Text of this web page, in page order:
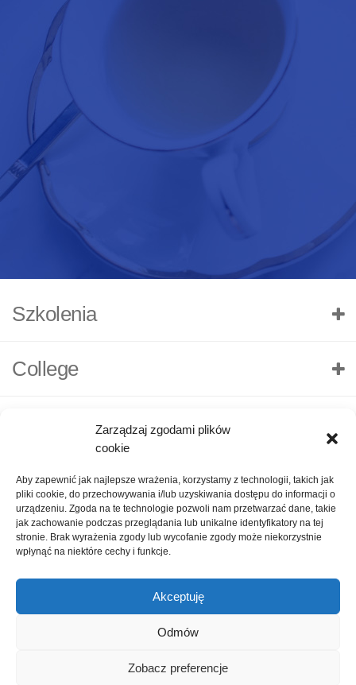
Zarządzaj zgodami plików
cookie
Aby zapewnić jak najlepsze wrażenia, korzystamy z technologii, takich jak
pliki cookie, do przechowywania i/lub uzyskiwania dostępu do informacji o
urządzeniu. Zgoda na te technologie pozwoli nam przetwarzać dane, takie
jak zachowanie podczas przeglądania lub unikalne identyfikatory na tej
stronie. Brak wyrażenia zgody lub wycofanie zgody może niekorzystnie
wpłynąć na niektóre cechy i funkcje.
Akceptuję
Odmów
Zobacz preferencje
Szkolenia
College
O nas Polityka Prywatności Kontakt